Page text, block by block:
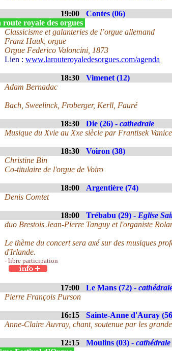
19:00 Contes (06)
royale des orgues
Classicisme et galanteries de l’orgue allemand
Franz Hauk, orgue
Orgue Federico Valoncini, 1873
Lien : www.larouteroyaledesorgues.com/agenda
18:30 Vimenet (12)
Adam Bernadac
Bach, Sweelinck, Froberger, Kerll, Fauré
18:30 Die (26) - cathedrale
Musique du Xvie au Xxe siècle par Frantisek
18:30 Voiron (38)
Christine Bin
Co-titulaire de l'orgue de Voiro
18:00 Argentière (74)
Denis Comtet
18:00 Trébabu (29) - Eglise
duo Brestois Jean-Pierre Tanguy et l'organiste
Le thème du concert sera axé sur des musiques
d'Irlande.
- libre participation
17:00 Le Mans (72) -
Pierre François Purson
16:15 Sainte-Anne d'Auray
Anne-Claire Auvray, chant, soutenue par les
12:15 Moulins (03) - cathédrale